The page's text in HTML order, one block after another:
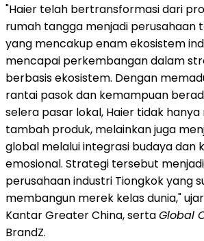
"Haier telah bertransformasi dari
rumah tangga menjadi perusahaan
yang mencakup enam ekosistem
mencapai perkembangan dalam
berbasis ekosistem. Dengan
rantai pasok dan kemampuan
selera pasar lokal, Haier tidak
tambah produk, melainkan juga
global melalui integrasi budaya dan
emosional. Strategi tersebut
perusahaan industri Tiongkok yang
membangun merek kelas dunia," ujar
Kantar Greater China, sertaGlobal
BrandZ.